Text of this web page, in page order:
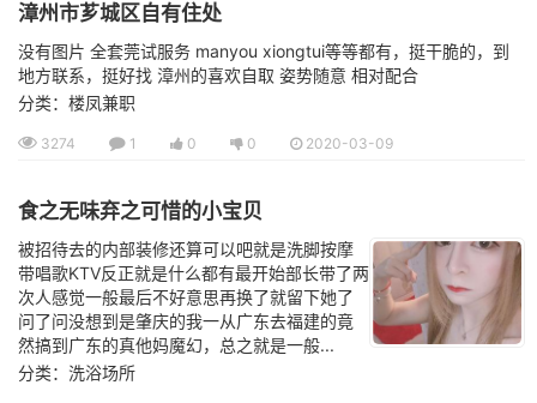
漳州市芗城区自有住处
没有图片 全套莞试服务 manyou xiongtui等等都有，挺干脆的，到
地方联系，挺好找 漳州的喜欢自取 姿势随意 相对配合
分类：楼凤兼职
3274 1 0 0 2020-03-09
食之无味弃之可惜的小宝贝
被招待去的内部装修还算可以吧就是洗脚按摩
带唱歌KTV反正就是什么都有最开始部长带了两
次人感觉一般最后不好意思再换了就留下她了
问了问没想到是肇庆的我一从广东去福建的竟
然搞到广东的真他妈魔幻，总之就是一般...
分类：洗浴场所